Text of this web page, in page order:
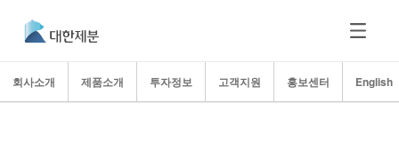
회사소개 제품소개 투자정보 고객지원 홍보센터 English